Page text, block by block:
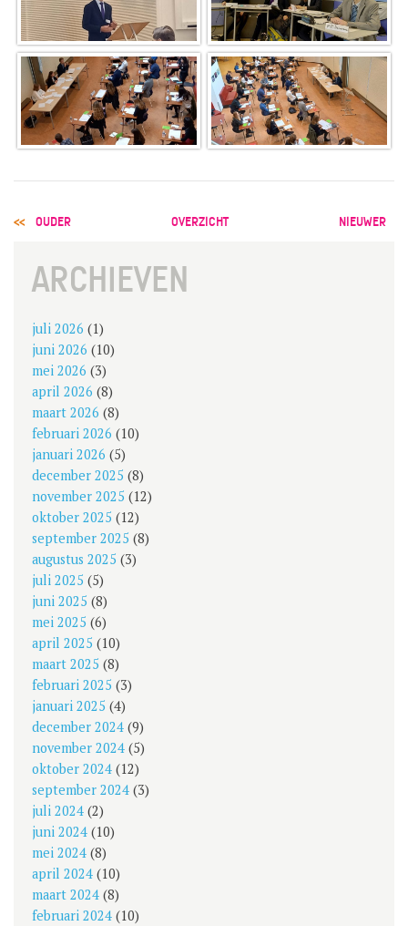
POST
NAVIGATION
OUDER OVERZICHT NIEUWER
ARCHIEVEN
juli 2026 (1)
juni 2026 (10)
mei 2026 (3)
april 2026 (8)
maart 2026 (8)
februari 2026 (10)
januari 2026 (5)
december 2025 (8)
november 2025 (12)
oktober 2025 (12)
september 2025 (8)
augustus 2025 (3)
juli 2025 (5)
juni 2025 (8)
mei 2025 (6)
april 2025 (10)
maart 2025 (8)
februari 2025 (3)
januari 2025 (4)
december 2024 (9)
november 2024 (5)
oktober 2024 (12)
september 2024 (3)
juli 2024 (2)
juni 2024 (10)
mei 2024 (8)
april 2024 (10)
maart 2024 (8)
februari 2024 (10)